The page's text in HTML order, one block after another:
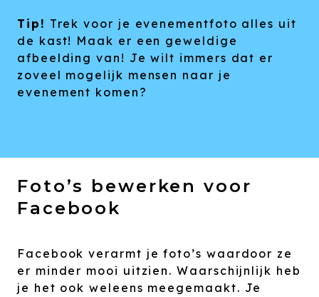
Tip! Trek voor je evenementfoto alles uit
de kast! Maak er een geweldige
afbeelding van! Je wilt immers dat er
zoveel mogelijk mensen naar je
evenement komen?
Foto’s bewerken voor
Facebook
Facebook verarmt je foto’s waardoor ze
er minder mooi uitzien. Waarschijnlijk heb
je het ook weleens meegemaakt. Je